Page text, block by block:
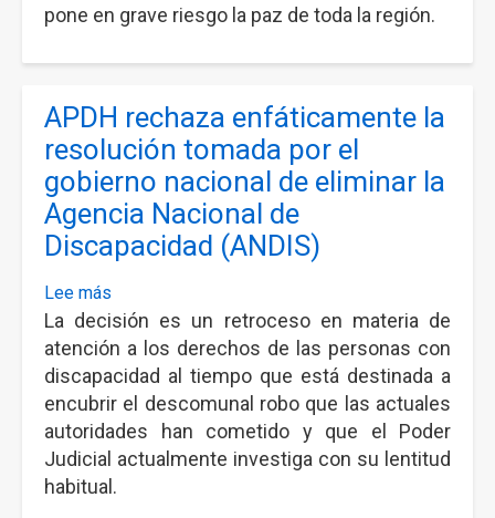
del
gobierno
Estados
Unidos
contra
la
soberana
República
Venezuela
pone en grave riesgo la paz de toda la región.
APDH rechaza enfáticamente la
resolución tomada por el
gobierno nacional de eliminar la
Agencia Nacional de
Discapacidad (ANDIS)
Lee más
APDH
rechaza
enfáticamente
la
resolución
tomada
La decisión es un retroceso en materia de
atención a los derechos de las personas con
discapacidad al tiempo que está destinada a
encubrir el descomunal robo que las actuales
autoridades han cometido y que el Poder
Judicial actualmente investiga con su lentitud
habitual.